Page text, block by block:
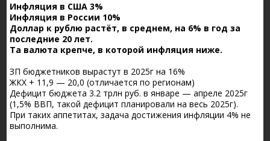
Инфляция в США 3%
Инфляция в России 10%
Доллар к рублю растёт, в среднем, на 6% в год за
последние 20 лет.
Та валюта крепче, в которой инфляция ниже.
ЗП бюджетников вырастут в 2025г на 16%
ЖКХ + 11,9 — 20,0 (отличается по регионам)
Дефицит бюджета 3.2 трлн руб. в январе — апреле 2025г
(1,5% ВВП, такой дефицит планировали на весь 2025г).
При таких аппетитах, задача достижения инфляции 4% не
выполнима.